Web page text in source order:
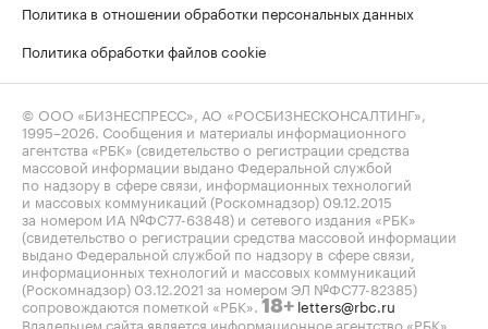
Политика в отношении обработки персональных данных
Политика обработки файлов cookie
© ООО «БИЗНЕСПРЕСС», АО «РОСБИЗНЕСКОНСАЛТИНГ»,
1995–2026. Сообщения и материалы информационного
агентства «РБК» (свидетельство о регистрации средства
массовой информации выдано Федеральной службой
по надзору в сфере связи, информационных технологий
и массовых коммуникаций (Роскомнадзор) 09.12.2015
за номером ИА №ФС77-63848) и сетевого издания «РБК»
(свидетельство о регистрации средства массовой информации
выдано Федеральной службой по надзору в сфере связи,
информационных технологий и массовых коммуникаций
(Роскомнадзор) 03.12.2021 за номером ЭЛ №ФС77-82385)
сопровождаются пометкой «РБК». 18+ letters@rbc.ru
Владельцем сайта является информационное агентство «РБК».